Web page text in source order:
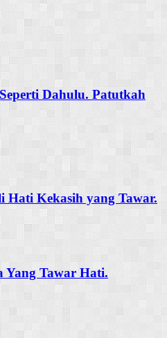
Dahulu. Patutkah
Hati Kekasih yang Tawar.
Yang Tawar Hati.